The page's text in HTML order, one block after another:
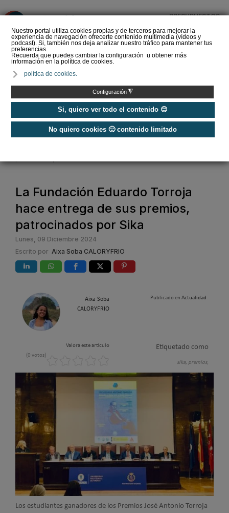
Nuestro portal utiliza cookies propias y de terceros para mejorar la
experiencia de navegación ofrecerte contenido multimedia (vídeos y
podcast). Si, también nos deja analizar nuestro tráfico para mantener tus
preferencias.
Recuerda que puedes cambiar la configuración u obtener más
información en la política de cookies.
política de cookies.
Configuración ◮
Si, quiero ver todo el contenido 😊
No quiero cookies 🙁 contenido limitado
PRESUPUESTOS
del Amperio (Episodio 3)
Noticias / Actualidad
/
La Fundación Eduardo Torroja
hace entrega de sus premios,
patrocinados por Sika
Lunes, 09 Diciembre 2024
Escrito por Aixa Soba CALORYFRIO
Aixa Soba
CALORYFRIO
Publicado en Actualidad
Valora este artículo
(0 votos)
Etiquetado como
sika, premios,
Los estudiantes ganadores de los Premios José Antonio Torroja